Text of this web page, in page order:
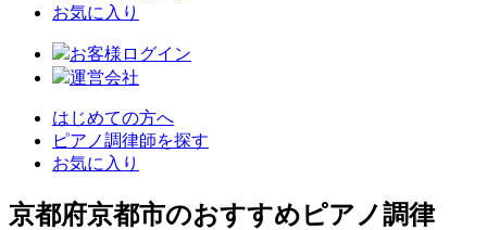
お気に入り
お客様ログイン
運営会社
はじめての方へ
ピアノ調律師を探す
お気に入り
京都府京都市のおすすめピアノ調律